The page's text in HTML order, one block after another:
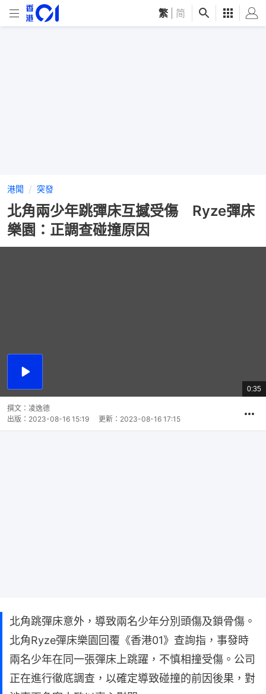
繁 简
港聞 突發
北角兩少年跳彈床互撼受傷 Ryze彈床
樂園：正調查碰撞原因
播
總
共
0:35
撰文： 凌逸德
出版： 2023-08-16 15:19 更新： 2023-08-16 17:15
北角跳彈床意外，導致兩名少年分別頭傷及鎖骨傷。
北角Ryze彈床樂園回覆《香港01》查詢指，事發時
兩名少年在同一張彈床上跳躍，不慎相撞受傷。公司
正在進行徹底調查，以確定導致碰撞的前因後果，對